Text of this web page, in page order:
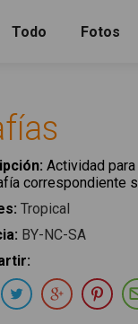
Todo Fotos
: Actividad
correspondiente
: Tropical
: BY-NC-SA
:
Compartir en
Compartir